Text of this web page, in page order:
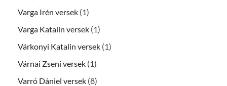
Varga Irén versek (1)
Varga Katalin versek (1)
Várkonyi Katalin versek (1)
Várnai Zseni versek (1)
Varró Dániel versek (8)